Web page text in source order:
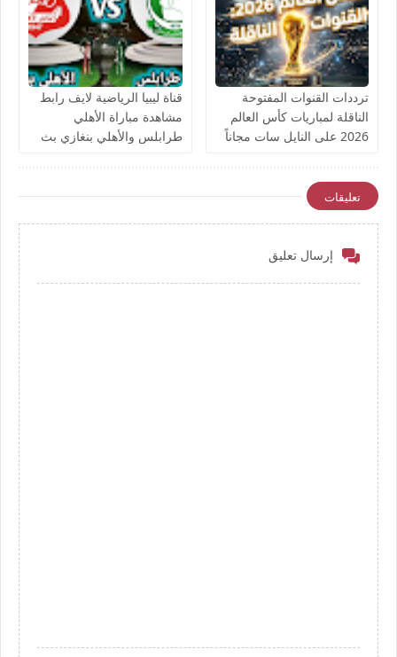
ترددات القنوات المفتوحة
الناقلة لمباريات كأس العالم
2026 على النايل سات مجاناً
قناة ليبيا الرياضية لايف رابط
مشاهدة مباراة الأهلي
طرابلس والأهلي بنغازي بث
تعليقات
إرسال تعليق